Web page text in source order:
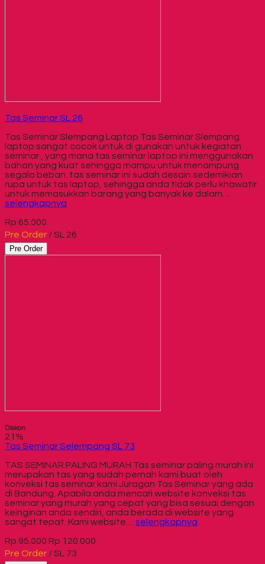
Tas Seminar SL 26
Tas Seminar Slempang Laptop Tas Seminar Slempang
laptop sangat cocok untuk di gunakan untuk kegiatan
seminar , yang mana tas seminar laptop ini menggunakan
bahan yang kuat sehingga mampu untuk menampung
segala beban. tas seminar ini sudah desain sedemikian
rupa untuk tas laptop, sehingga anda tidak perlu khawatir
untuk memasukkan barang yang banyak ke dalam…
selengkapnya
Rp 65.000
Pre Order / SL 26
Pre Order
Diskon
21%
Tas Seminar Selempang SL 73
TAS SEMINAR PALING MURAH Tas seminar paling murah ini
merupakan tas yang sudah pernah kami buat oleh
konveksi tas seminar kami Juragan Tas Seminar yang ada
di Bandung. Apabila anda mencari website konveksi tas
seminar yang murah yang cepat yang bisa sesuai dengan
keinginan anda sendiri, anda berada di website yang
sangat tepat. Kami website… selengkapnya
Rp 95.000 Rp 120.000
Pre Order / SL 73